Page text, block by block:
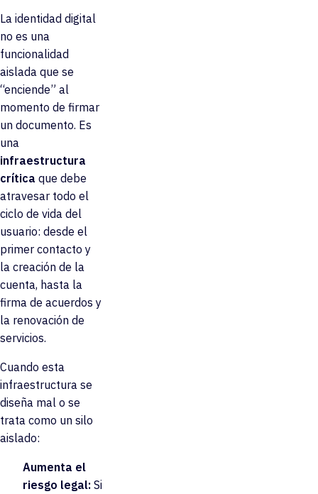
La identidad digital
no es una
funcionalidad
aislada que se
“enciende” al
momento de firmar
un documento. Es
una
infraestructura
crítica que debe
atravesar todo el
ciclo de vida del
usuario: desde el
primer contacto y
la creación de la
cuenta, hasta la
firma de acuerdos y
la renovación de
servicios.
Cuando esta
infraestructura se
diseña mal o se
trata como un silo
aislado:
Aumenta el
riesgo legal: Si